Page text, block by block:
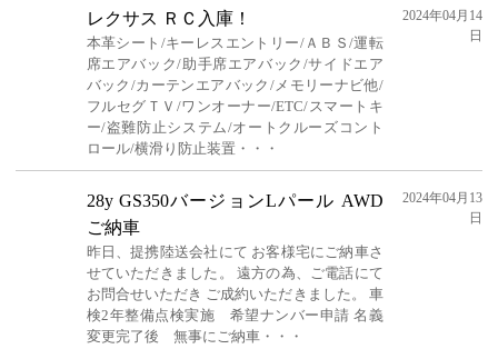
レクサス ＲＣ入庫！
本革シート/キーレスエントリー/ＡＢＳ/運転
席エアバック/助手席エアバック/サイドエア
バック/カーテンエアバック/メモリーナビ他/
フルセグＴＶ/ワンオーナー/ETC/スマートキ
ー/盗難防止システム/オートクルーズコント
ロール/横滑り防止装置・・・
2024年04月14
日
28y GS350バージョンLパール AWD
ご納車
昨日、提携陸送会社にて お客様宅にご納車さ
せていただきました。 遠方の為、ご電話にて
お問合せいただき ご成約いただきました。 車
検2年整備点検実施 希望ナンバー申請 名義
変更完了後 無事にご納車・・・
2024年04月13
日